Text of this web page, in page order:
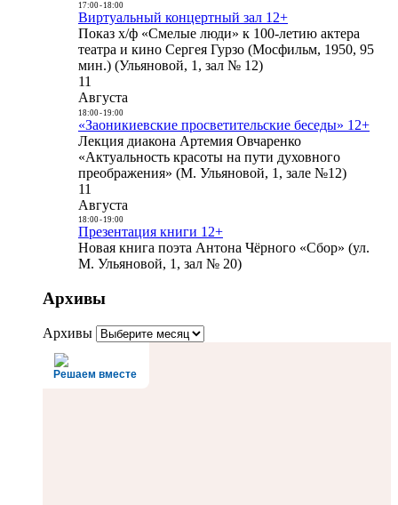
17:00- 18:00
Виртуальный концертный зал 12+
Показ х/ф «Смелые люди» к 100-летию актера
театра и кино Сергея Гурзо (Мосфильм, 1950, 95
мин.) (Ульяновой, 1, зал № 12)
11
Августа
18:00- 19:00
«Заоникиевские просветительские беседы» 12+
Лекция диакона Артемия Овчаренко
«Актуальность красоты на пути духовного
преображения» (М. Ульяновой, 1, зале №12)
11
Августа
18:00- 19:00
Презентация книги 12+
Новая книга поэта Антона Чёрного «Сбор» (ул.
М. Ульяновой, 1, зал № 20)
Архивы
Архивы
Решаем вместе